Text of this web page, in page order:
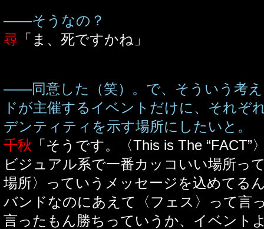
――そうなの？
尋 「ま、死ですかね」
――同意した（笑）。で、そういう考
ドが主催するイベントだけに、それぞ
デンティティを示す場所にしたいと。
千秋 「そうです。〈This is The
ビジュアル系で一番カッコいい場所っ
場所〉っていうメッセージを込めてる
バンドなのにあえて〈フェス〉って言
言ったもん勝ちっていうか、イベント